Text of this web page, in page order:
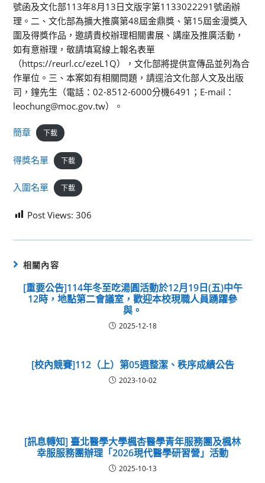
號函及文化部113年8月13日文版字第1133022291號函辦
理。二、文化部為擴大推廣第48屆金鼎獎、第15屆金漫獎入
圍及得獎作品，邀請貴校辦理相關書展、講座及推廣活動，
如有意辦理，敬請填寫線上報名表單
（https://reurl.cc/ezeL1Q），文化部將提供宣傳品並列為合
作單位。三、本案如有相關問題，請逕洽文化部人文及出版
司，鐘先生（電話：02-8512-6000分機6491；E-mail：
leochung@moc.gov.tw）。
簡章 下載
得獎名單 下載
入圍名單 下載
Post Views: 306
相關內容
[重要公告]114年冬至吃湯圓活動於12月19日(五)中午
12時，地點第二會議室，歡迎本校現職人員踴躍參
與。
2025-12-18
[校內競賽]112（上）第05週整潔、秩序成績公告
2023-10-02
[訊息轉知] 臺北醫學大學楓杏醫學青年服務團及楓林
幸服服務團辦理「2026現代醫學研習營」活動
2025-10-13